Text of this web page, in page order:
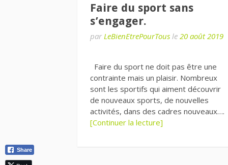
Faire du sport sans
s’engager.
par LeBienEtrePourTous le 20 août 2019
Faire du sport ne doit pas être une
contrainte mais un plaisir. Nombreux
sont les sportifs qui aiment découvrir
de nouveaux sports, de nouvelles
activités, dans des cadres nouveaux….
[Continuer la lecture]
Share